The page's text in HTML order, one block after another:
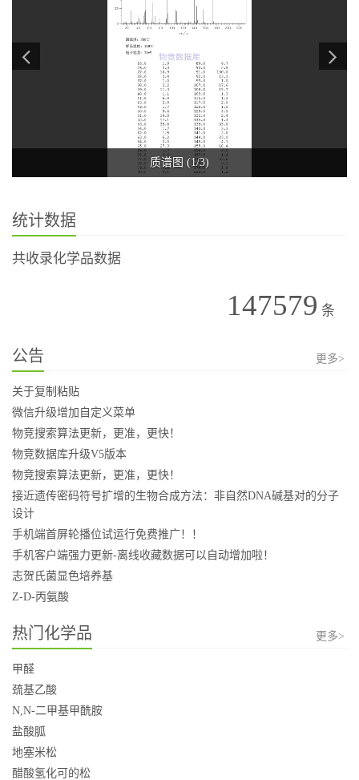
质谱图 (1/3)
统计数据
共收录化学品数据
147579 条
公告 更多>
关于复制粘贴
微信升级增加自定义菜单
物竞搜索算法更新，更准，更快！
物竞数据库升级V5版本
物竞搜索算法更新，更准，更快！
接近遗传密码符号扩增的生物合成方法：非自然DNA碱基对的分子
设计
手机端首屏轮播位试运行免费推广！！
手机客户端强力更新-离线收藏数据可以自动增加啦！
志贺氏菌显色培养基
Z-D-丙氨酸
热门化学品 更多>
甲醛
巯基乙酸
N,N-二甲基甲酰胺
盐酸胍
地塞米松
醋酸氢化可的松